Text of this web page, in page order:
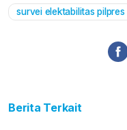
survei elektabilitas pilpres
Berita Terkait